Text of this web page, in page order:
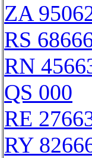
ZA
RS
RN
QS 000
RE
RY